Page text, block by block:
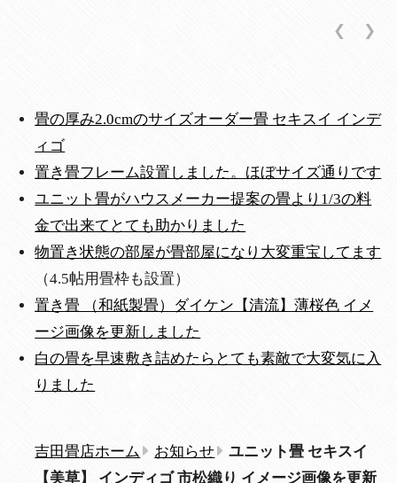
❮ ❯
畳の厚み2.0cmのサイズオーダー畳 セキスイ インデ
ィゴ
置き畳フレーム設置しました。ほぼサイズ通りです
ユニット畳がハウスメーカー提案の畳より1/3の料
金で出来てとても助かりました
物置き状態の部屋が畳部屋になり大変重宝してます
（4.5帖用畳枠も設置）
置き畳 （和紙製畳）ダイケン【清流】薄桜色 イメ
ージ画像を更新しました
白の畳を早速敷き詰めたらとても素敵で大変気に入
りました
吉田畳店ホーム お知らせ
ユニット畳 セキスイ
【美草】 インディゴ 市松織り イメージ画像を更新